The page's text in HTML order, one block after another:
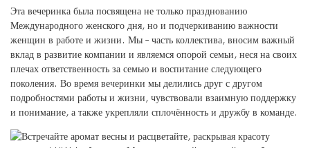
Эта вечеринка была посвящена не только празднованию
Международного женского дня, но и подчеркиванию важности
женщин в работе и жизни. Мы – часть коллектива, вносим важный
вклад в развитие компании и являемся опорой семьи, неся на своих
плечах ответственность за семью и воспитание следующего
поколения. Во время вечеринки мы делились друг с другом
подробностями работы и жизни, чувствовали взаимную поддержку
и понимание, а также укрепляли сплочённость и дружбу в команде.